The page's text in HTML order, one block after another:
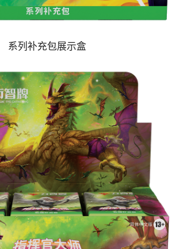
系列补充包展示盒